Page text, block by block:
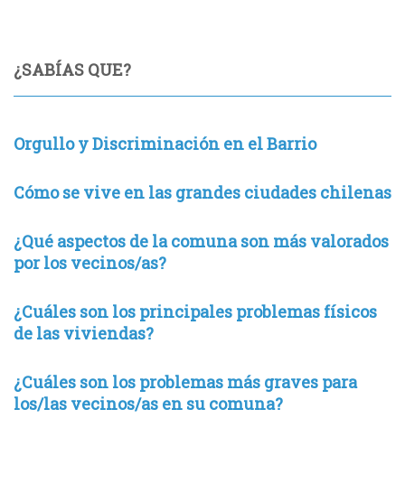
¿SABÍAS QUE?
Orgullo y Discriminación en el Barrio
Cómo se vive en las grandes ciudades chilenas
¿Qué aspectos de la comuna son más valorados
por los vecinos/as?
¿Cuáles son los principales problemas físicos
de las viviendas?
¿Cuáles son los problemas más graves para
los/las vecinos/as en su comuna?